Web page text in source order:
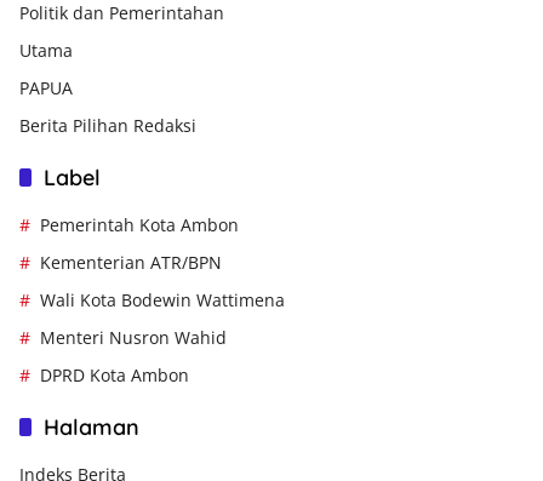
Politik dan Pemerintahan
Utama
PAPUA
Berita Pilihan Redaksi
Label
Pemerintah Kota Ambon
Kementerian ATR/BPN
Wali Kota Bodewin Wattimena
Menteri Nusron Wahid
DPRD Kota Ambon
Halaman
Indeks Berita